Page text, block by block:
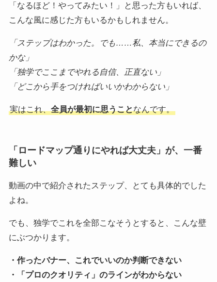
「なるほど！やってみたい！」と思った方もいれば、
こんな風に感じた方もいるかもしれません。
「ステップはわかった。でも……私、本当にできるの
かな」
「独学でここまでやれる自信、正直ない」
「どこから手をつければいいかわからない」
実はこれ、全員が最初に思うことなんです。
「ロードマップ通りにやれば大丈夫」が、一番
難しい
動画の中で紹介されたステップ、とても具体的でした
よね。
でも、独学でこれを全部こなそうとすると、こんな壁
にぶつかります。
・作ったバナー、これでいいのか判断できない
・「プロのクオリティ」のラインがわからない